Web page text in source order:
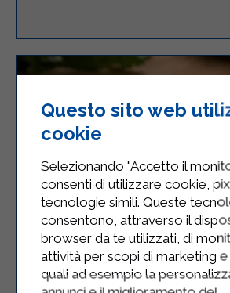
Questo sito web
cookie
Selezionando "Accetto il
consenti di utilizzare cookie,
tecnologie simili. Queste
consentono, attraverso il
browser da te utilizzati, di
attività per scopi di marketing
quali ad esempio la